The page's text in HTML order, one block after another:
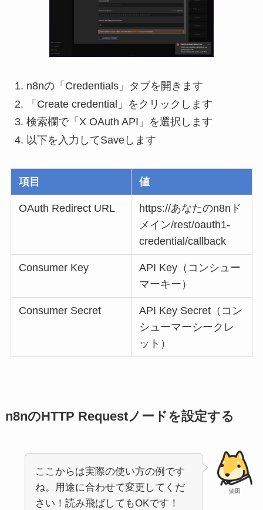
n8nの「Credentials」タブを開きます
「Create credential」をクリックします
検索欄で「X OAuth API」を選択します
以下を入力してSaveします
項目 値
OAuth Redirect URL
https://あなたのn8nド
メイン/rest/oauth1-
credential/callback
Consumer Key
API Key（コンシュー
マーキー）
Consumer Secret
API Key Secret（コン
シューマーシークレ
ット）
n8nのHTTP Requestノードを設定する
柴田
ここからは実際の使い方の例です
ね。用途に合わせて変更してくだ
さい！読み飛ばしてもOKです！